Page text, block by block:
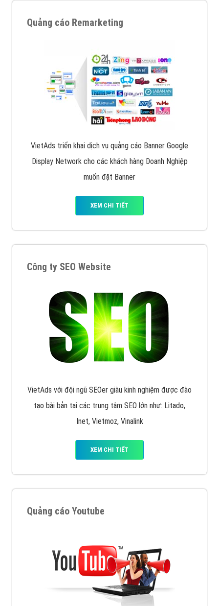
Quảng cáo Remarketing
VietAds triển khai dịch vụ quảng cáo Banner Google
Display Network cho các khách hàng Doanh Nghiệp
muốn đặt Banner
XEM CHI TIẾT
Công ty SEO Website
VietAds với đội ngũ SEOer giàu kinh nghiệm được đào
tạo bài bản tại các trung tâm SEO lớn như: Litado,
Inet, Vietmoz, Vinalink
XEM CHI TIẾT
Quảng cáo Youtube